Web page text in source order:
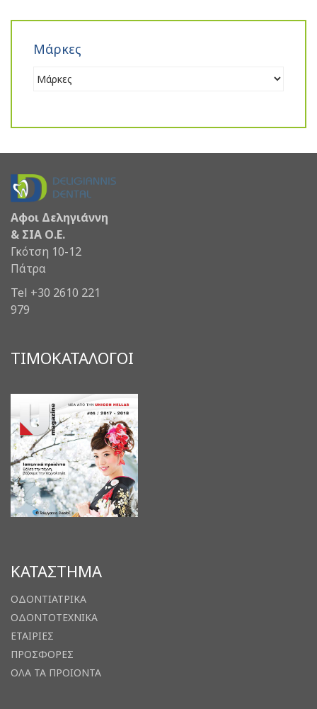
Μάρκες
Αφοι Δεληγιάννη
& ΣΙΑ Ο.Ε.
Γκότση 10-12
Πάτρα
Tel +30 2610 221
979
ΤΙΜΟΚΑΤΑΛΟΓΟΙ
ΚΑΤΑΣΤΗΜΑ
ΟΔΟΝΤΙΑΤΡΙΚΑ
ΟΔΟΝΤΟΤΕΧΝΙΚΑ
ΕΤΑΙΡΙΕΣ
ΠΡΟΣΦΟΡΕΣ
ΟΛΑ ΤΑ ΠΡΟΙΟΝΤΑ